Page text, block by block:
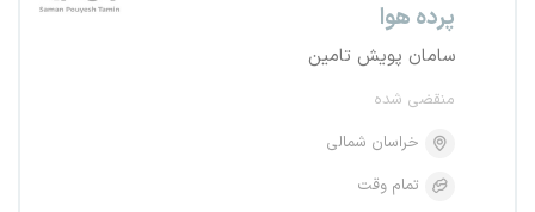
پرده هوا
سامان پویش تامین
منقضی شده
خراسان شمالی
تمام وقت